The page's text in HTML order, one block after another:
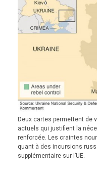
Deux cartes permettent de
actuels qui justifient la
renforcée. Les craintes
quant à des incursions
supplémentaire sur l’UE.